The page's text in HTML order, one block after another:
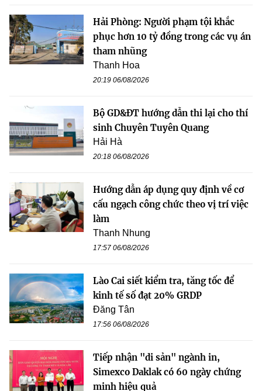
Hải Phòng: Người phạm tội khắc
phục hơn 10 tỷ đồng trong các vụ án
tham nhũng
Thanh Hoa
20:19 06/08/2026
Bộ GD&ĐT hướng dẫn thi lại cho thí
sinh Chuyên Tuyên Quang
Hải Hà
20:18 06/08/2026
Hướng dẫn áp dụng quy định về cơ
cấu ngạch công chức theo vị trí việc
làm
Thanh Nhung
17:57 06/08/2026
Lào Cai siết kiểm tra, tăng tốc để
kinh tế số đạt 20% GRDP
Đăng Tân
17:56 06/08/2026
Tiếp nhận "di sản" ngành in,
Simexco Daklak có 60 ngày chứng
minh hiệu quả